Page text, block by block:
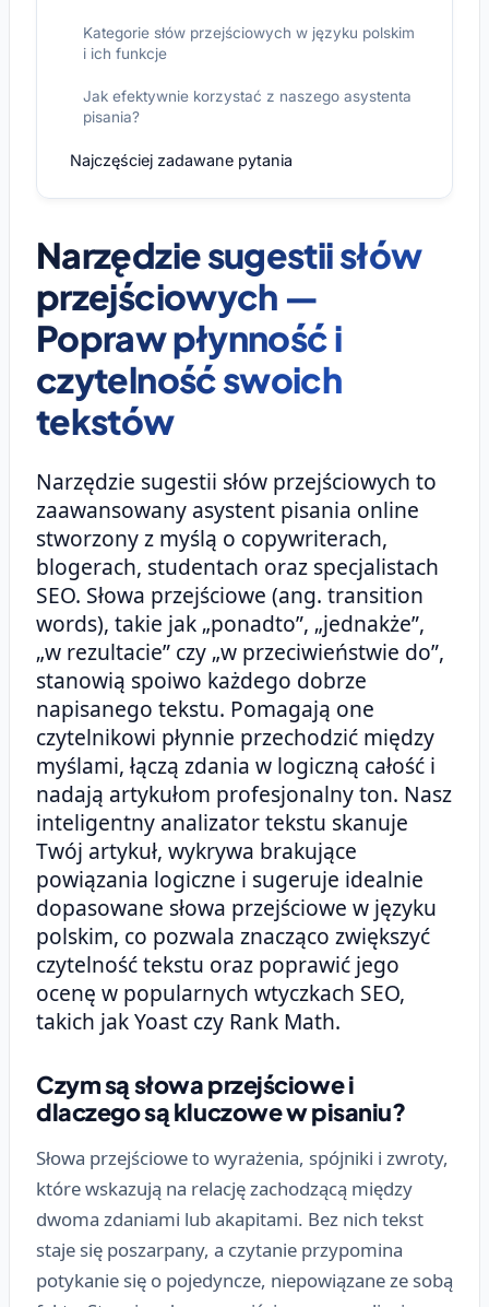
Kategorie słów przejściowych w języku polskim
i ich funkcje
Jak efektywnie korzystać z naszego asystenta
pisania?
Najczęściej zadawane pytania
Narzędzie sugestii słów
przejściowych —
Popraw płynność i
czytelność swoich
tekstów
Narzędzie sugestii słów przejściowych to
zaawansowany asystent pisania online
stworzony z myślą o copywriterach,
blogerach, studentach oraz specjalistach
SEO. Słowa przejściowe (ang. transition
words), takie jak „ponadto”, „jednakże”,
„w rezultacie” czy „w przeciwieństwie do”,
stanowią spoiwo każdego dobrze
napisanego tekstu. Pomagają one
czytelnikowi płynnie przechodzić między
myślami, łączą zdania w logiczną całość i
nadają artykułom profesjonalny ton. Nasz
inteligentny analizator tekstu skanuje
Twój artykuł, wykrywa brakujące
powiązania logiczne i sugeruje idealnie
dopasowane słowa przejściowe w języku
polskim, co pozwala znacząco zwiększyć
czytelność tekstu oraz poprawić jego
ocenę w popularnych wtyczkach SEO,
takich jak Yoast czy Rank Math.
Czym są słowa przejściowe i
dlaczego są kluczowe w pisaniu?
Słowa przejściowe to wyrażenia, spójniki i zwroty,
które wskazują na relację zachodzącą między
dwoma zdaniami lub akapitami. Bez nich tekst
staje się poszarpany, a czytanie przypomina
potykanie się o pojedyncze, niepowiązane ze sobą